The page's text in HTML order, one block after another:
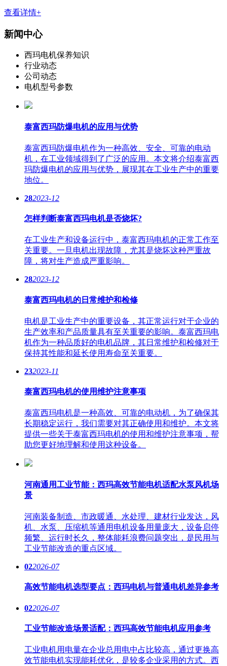
查看详情+
新闻中心
西玛电机保养知识
行业动态
公司动态
电机型号参数
泰富西玛防爆电机的应用与优势
泰富西玛防爆电机作为一种高效、安全、可靠的电动
机，在工业领域得到了广泛的应用。本文将介绍泰富西
玛防爆电机的应用与优势，展现其在工业生产中的重要
地位。
282023-12
怎样判断泰富西玛电机是否烧坏?
在工业生产和设备运行中，泰富西玛电机的正常工作至
关重要。一旦电机出现故障，尤其是烧坏这种严重故
障，将对生产造成严重影响。
282023-12
泰富西玛电机的日常维护和检修
电机是工业生产中的重要设备，其正常运行对于企业的
生产效率和产品质量具有至关重要的影响。泰富西玛电
机作为一种品质好的电机品牌，其日常维护和检修对于
保持其性能和延长使用寿命至关重要。
232023-11
泰富西玛电机的使用维护注意事项
泰富西玛电机是一种高效、可靠的电动机，为了确保其
长期稳定运行，我们需要对其正确使用和维护。本文将
提供一些关于泰富西玛电机的使用和维护注意事项，帮
助您更好地理解和使用这种设备。
河南通用工业节能：西玛高效节能电机适配水泵风机场
景
河南装备制造、市政暖通、水处理、建材行业发达，风
机、水泵、压缩机等通用电机设备用量庞大，设备启停
频繁、运行时长久，整体能耗浪费问题突出，是民用与
工业节能改造的重点区域。
022026-07
高效节能电机选型要点：西玛电机与普通电机差异参考
022026-07
工业节能改造场景适配：西玛高效节能电机应用参考
工业电机用电量在企业总用电中占比较高，通过更换高
效节能电机实现能耗优化，是较多企业采用的方式。西